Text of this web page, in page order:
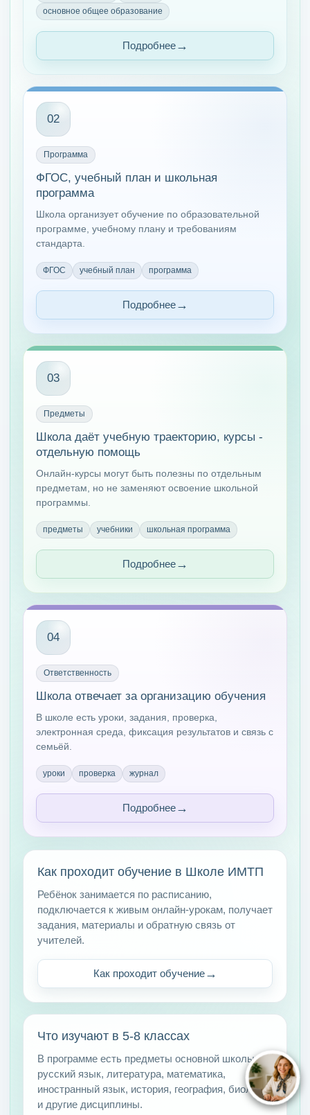
основное общее образование
Подробнее
02
Программа
ФГОС, учебный план и школьная
программа
Школа организует обучение по образовательной
программе, учебному плану и требованиям
стандарта.
ФГОС учебный план программа
Подробнее
03
Предметы
Школа даёт учебную траекторию, курсы -
отдельную помощь
Онлайн-курсы могут быть полезны по отдельным
предметам, но не заменяют освоение школьной
программы.
предметы учебники школьная программа
Подробнее
04
Ответственность
Школа отвечает за организацию обучения
В школе есть уроки, задания, проверка,
электронная среда, фиксация результатов и связь с
семьёй.
уроки проверка журнал
Подробнее
Как проходит обучение в Школе ИМТП
Ребёнок занимается по расписанию,
подключается к живым онлайн-урокам, получает
задания, материалы и обратную связь от
учителей.
Как проходит обучение
Что изучают в 5-8 классах
В программе есть предметы основной школы:
русский язык, литература, математика,
иностранный язык, история, география, биология
и другие дисциплины.